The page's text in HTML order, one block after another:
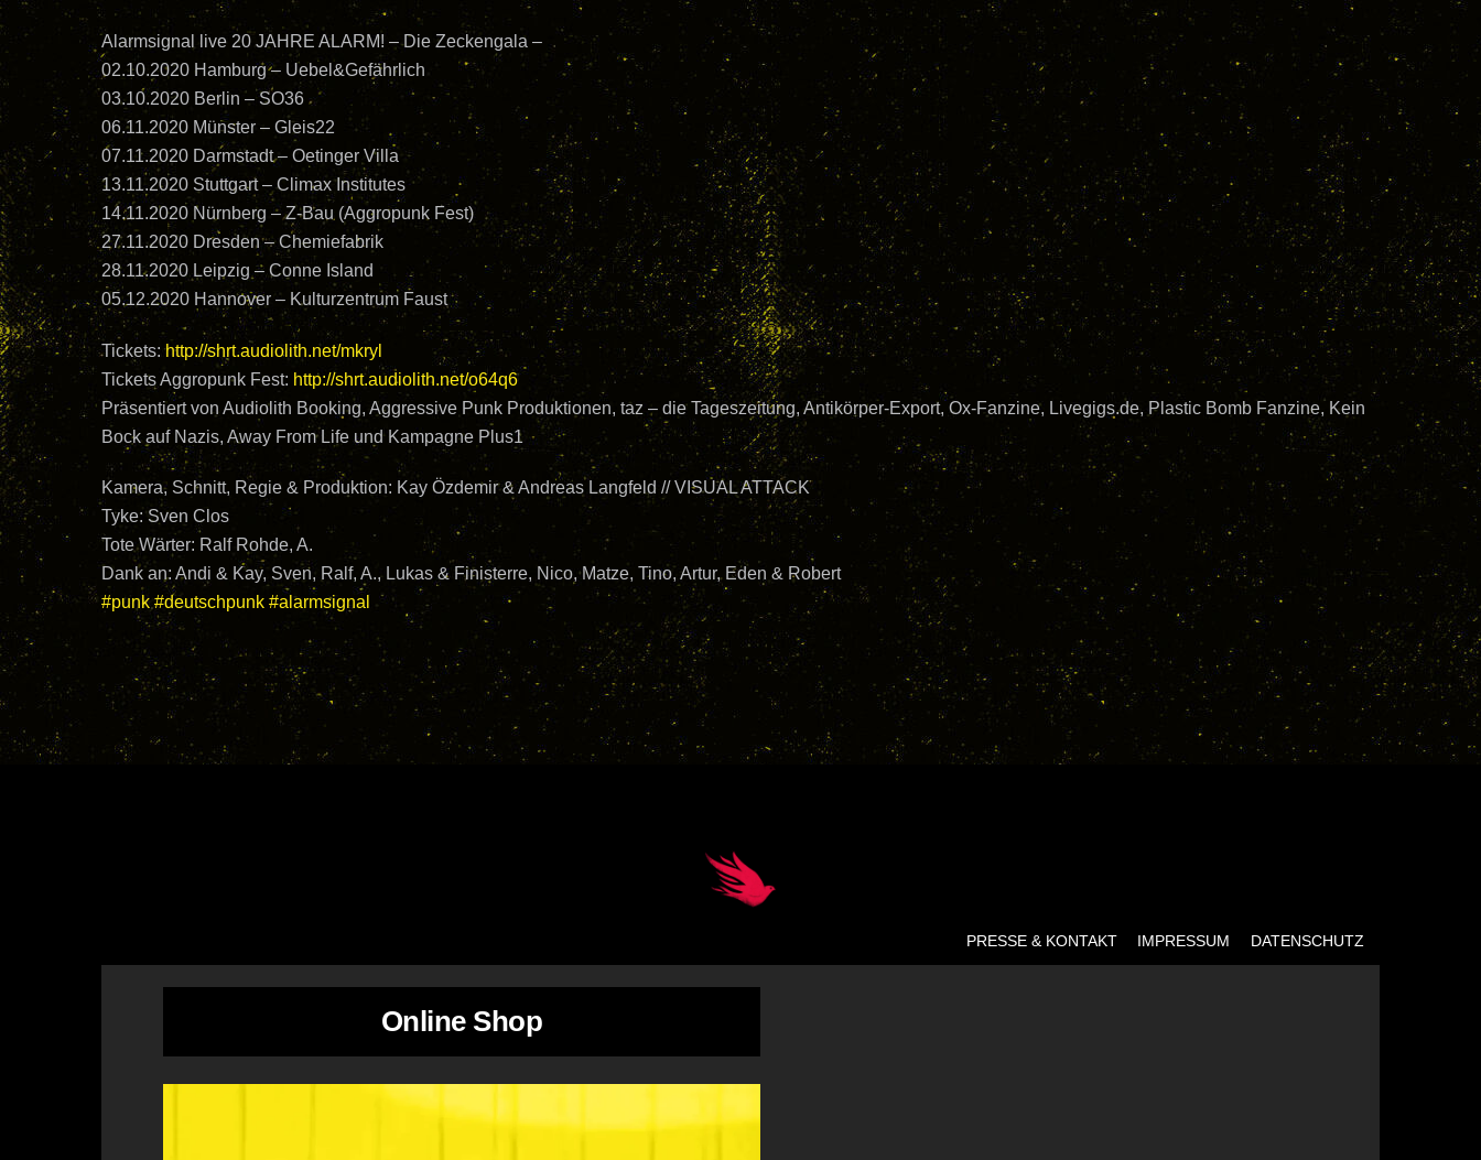
Alarmsignal live 20 JAHRE ALARM! – Die Zeckengala –
02.10.2020 Hamburg – Uebel&Gefährlich
03.10.2020 Berlin – SO36
06.11.2020 Münster – Gleis22
07.11.2020 Darmstadt – Oetinger Villa
13.11.2020 Stuttgart – Climax Institutes
14.11.2020 Nürnberg – Z-Bau (Aggropunk Fest)
27.11.2020 Dresden – Chemiefabrik
28.11.2020 Leipzig – Conne Island
05.12.2020 Hannover – Kulturzentrum Faust
Tickets:http://shrt.audiolith.net/mkryl
Tickets Aggropunk Fest: http://shrt.audiolith.net/o64q6
Präsentiert von Audiolith Booking, Aggressive Punk Produktionen, taz – die Tageszeitung, Antikörper-Export, Ox-Fanzine, Livegigs.de, Plastic Bomb Fanzine, Kein
Bock auf Nazis, Away From Life und Kampagne Plus1
Kamera, Schnitt, Regie & Produktion: Kay Özdemir & Andreas Langfeld // VISUAL ATTACK
Tyke: Sven Clos
Tote Wärter: Ralf Rohde, A.
Dank an: Andi & Kay, Sven, Ralf, A., Lukas & Finisterre, Nico, Matze, Tino, Artur, Eden & Robert
#punk #deutschpunk #alarmsignal
To
Top
PRESSE & KONTAKT IMPRESSUM DATENSCHUTZ
Online Shop